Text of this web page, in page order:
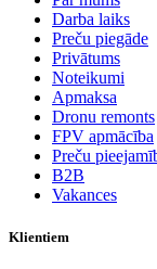
Darba laiks
Preču piegāde
Privātums
Noteikumi
Apmaksa
Dronu remonts
FPV apmācība
Preču
B2B
Vakances
Klientiem